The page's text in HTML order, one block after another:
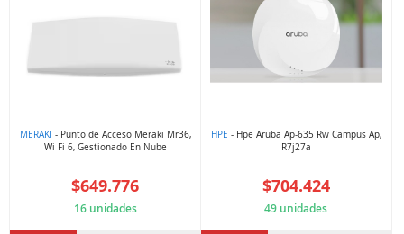
MERAKI - Punto de Acceso Meraki Mr36,
Wi Fi 6, Gestionado En Nube
$649.776
16 unidades
HPE - Hpe Aruba Ap-635 Rw Campus Ap,
R7j27a
$704.424
49 unidades